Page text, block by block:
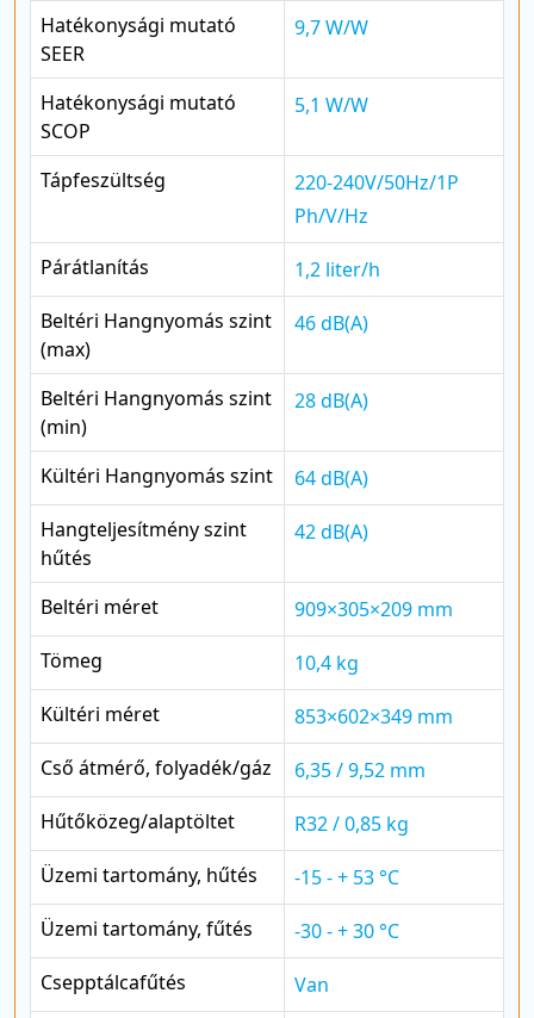
Hatékonysági mutató
SEER
9,7 W/W
Hatékonysági mutató
SCOP
5,1 W/W
Tápfeszültség
220-240V/50Hz/1P
Ph/V/Hz
Párátlanítás
1,2 liter/h
Beltéri Hangnyomás szint
(max)
46 dB(A)
Beltéri Hangnyomás szint
(min)
28 dB(A)
Kültéri Hangnyomás szint
64 dB(A)
Hangteljesítmény szint
hűtés
42 dB(A)
Beltéri méret
909×305×209 mm
Tömeg
10,4 kg
Kültéri méret
853×602×349 mm
Cső átmérő, folyadék/gáz
6,35 / 9,52 mm
Hűtőközeg/alaptöltet
R32 / 0,85 kg
Üzemi tartomány, hűtés
-15 - + 53 °C
Üzemi tartomány, fűtés
-30 - + 30 °C
Csepptálcafűtés
Van